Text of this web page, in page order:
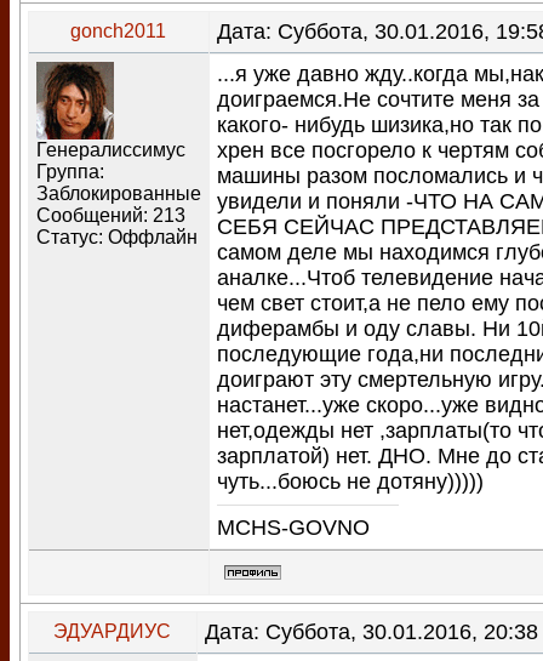
gonch2011 Дата: Суббота, 30.01.2016,
Генералиссимус
Группа:
Заблокированные
Сообщений: 213
Статус: Оффлайн
...я уже давно жду..когда
доиграемся.Не сочтите меня
какого- нибудь шизика,но так
хрен все посгорело к чертям
машины разом посломались и
увидели и поняли -ЧТО НА
СЕБЯ СЕЙЧАС
самом деле мы находимся
аналке...Чтоб телевидение
чем свет стоит,а не пело ему
диферамбы и оду славы. Ни
последующие года,ни
доиграют эту смертельную
настанет...уже скоро...уже
нет,одежды нет ,зарплаты(то
зарплатой) нет. ДНО. Мне до
чуть...боюсь не дотяну)))))
MCHS-GOVNO
ЭДУАРДИУС Дата: Суббота, 30.01.2016,